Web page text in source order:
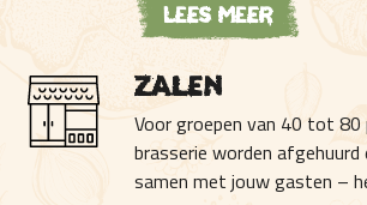
Lees meer
Zalen
Voor groepen van 40 tot 80
brasserie worden afgehuurd
samen met jouw gasten –